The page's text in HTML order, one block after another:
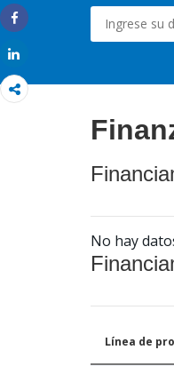
Share
No hay
Línea de